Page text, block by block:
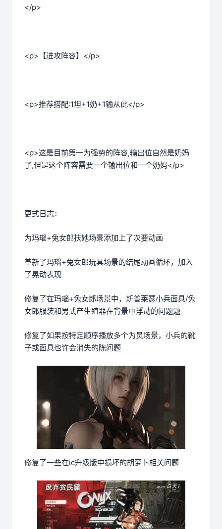
</p>
<p>【进攻阵容】</p>
<p>推荐搭配:1坦+1奶+1输从此</p>
<p>这是目前第一为强势的阵容,输出位自然是奶妈
了,但是这个阵容需要一个输出位和一个奶妈</p>
更式日志：
为玛瑙+兔女郎扶她场景添加上了次要动画
革新了玛瑙+兔女郎玩具场景的结尾动画循环，加入
了晃动表现
修复了在玛瑙+兔女郎场景中，斯普莱瑟小兵面具/兔
女郎服装和男式产生殖器在背景中浮动的问题题
修复了如果按特定顺序播放多个为员场景，小兵的靴
子或面具也许会消失的陈问题
修复了一些在ic升级版中损坏的胡萝卜相关问题